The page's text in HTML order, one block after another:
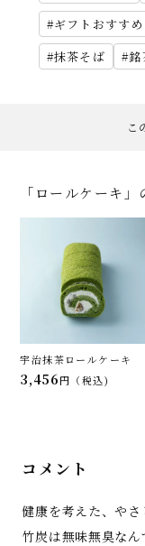
ギフトおすすめ
抹茶そば
銘
こ
「ロールケーキ
宇治抹茶ロールケーキ
3,456 税込
コメント
健康を考えた、やさ
竹炭は無味無臭なん